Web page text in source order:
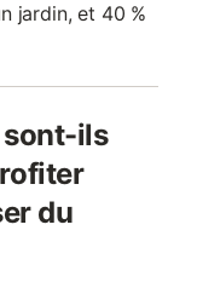
jardin, et 40 %
sont-ils
du